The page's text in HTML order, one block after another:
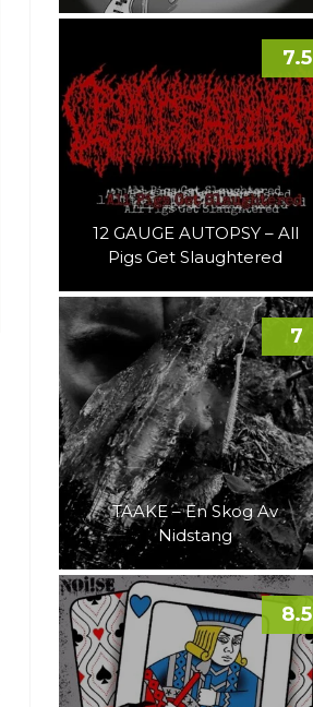
12 GAUGE AUTOPSY – All
Pigs Get Slaughtered
7.5
TAAKE – En Skog Av
Nidstang
7
8.5